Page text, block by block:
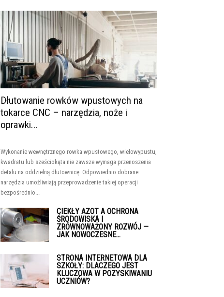
Dłutowanie rowków wpustowych na
tokarce CNC – narzędzia, noże i
oprawki...
Wykonanie wewnętrznego rowka wpustowego, wielowypustu,
kwadratu lub sześciokąta nie zawsze wymaga przenoszenia
detalu na oddzielną dłutownicę. Odpowiednio dobrane
narzędzia umożliwiają przeprowadzenie takiej operacji
bezpośrednio...
CIEKŁY AZOT A OCHRONA
ŚRODOWISKA I
ZRÓWNOWAŻONY ROZWÓJ —
JAK NOWOCZESNE...
STRONA INTERNETOWA DLA
SZKOŁY: DLACZEGO JEST
KLUCZOWA W POZYSKIWANIU
UCZNIÓW?